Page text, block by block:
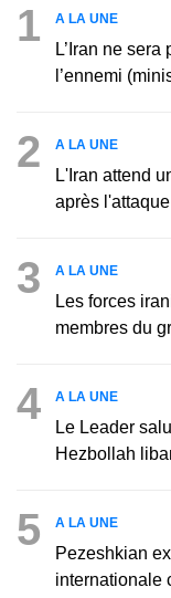
1 A LA UNE
L’Iran ne
l’ennemi
2 A LA UNE
L'Iran attend
après
3 A LA UNE
Les forces
membres du
4 A LA UNE
Le Leader
Hezbollah
5 A LA UNE
Pezeshkian
internationale